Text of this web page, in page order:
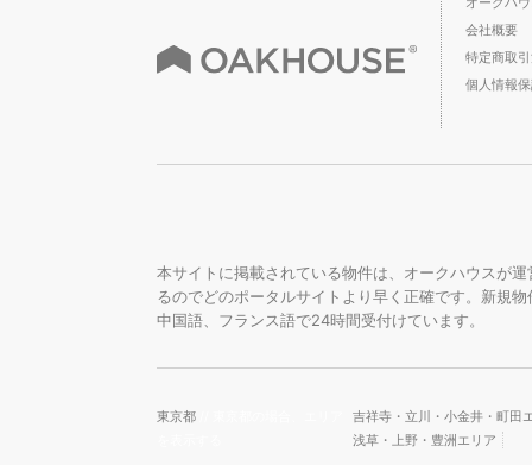
会社概要
特定商取
個人情報
本サイトに掲載されている物件は、オークハウスが
るのでどのポータルサイトより早く正確です。新規
中国語、フランス語で24時間受付けています。
東京都
吉祥寺・立川・小金井・町田
浅草・上野・豊洲エリア